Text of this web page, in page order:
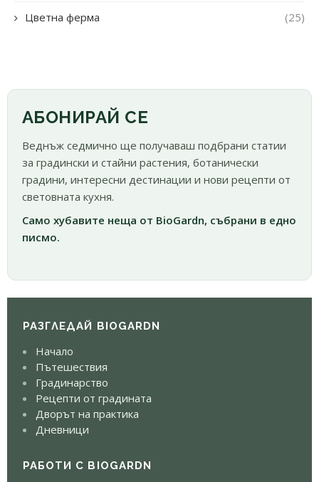
Цветна ферма (25)
АБОНИРАЙ СЕ
Веднъж седмично ще получаваш подбрани статии
за градински и стайни растения, ботанически
градини, интересни дестинации и нови рецепти от
световната кухня.
Само хубавите неща от BioGardn, събрани в едно
писмо.
РАЗГЛЕДАЙ BIOGARDN
Начало
Пътешествия
Градинарство
Рецепти от градината
Дворът на практика
Дневници
РАБОТИ С BIOGARDN